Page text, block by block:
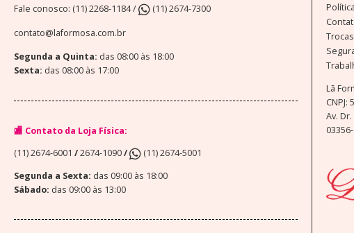
Fale conosco: (11) 2268-1184 /
(11) 2674-7300
contato@laformosa.com.br
Segunda a Quinta: das 08:00 às 18:00
Sexta: das 08:00 às 17:00
🏬 Contato da Loja Física:
(11) 2674-6001 /2674-1090/
(11) 2674-5001
Segunda a Sexta: das 09:00 às 18:00
Sábado: das 09:00 às 13:00
Lã
CNPJ:
Av.